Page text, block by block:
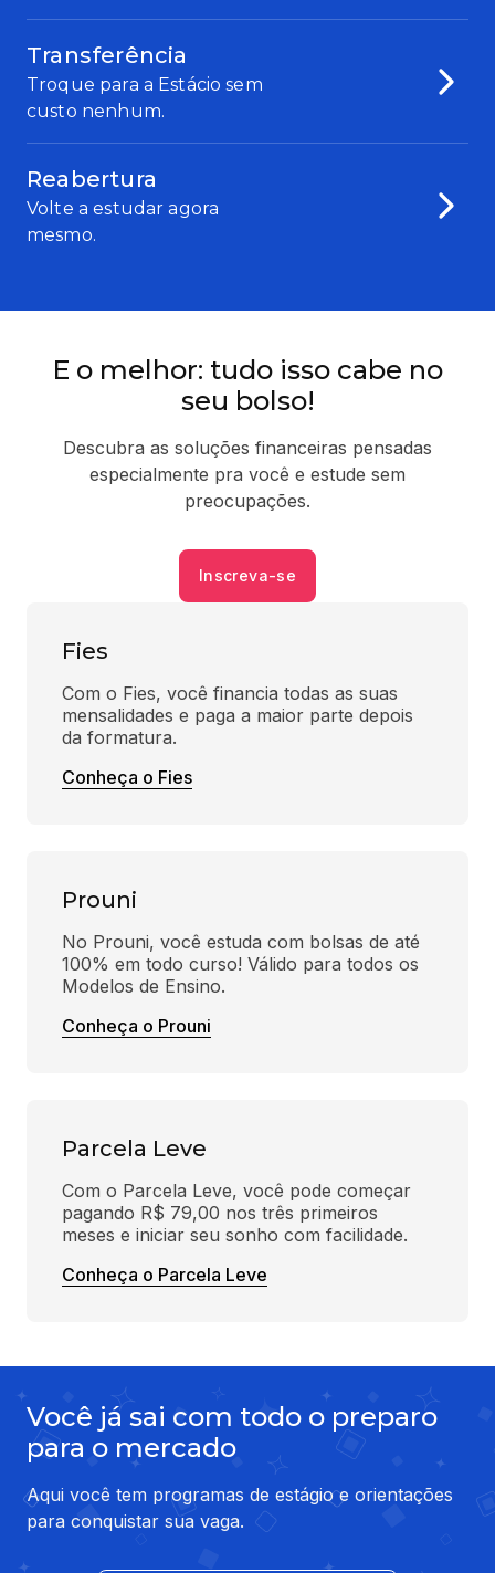
Transferência
Troque para a Estácio sem
custo nenhum.
Reabertura
Volte a estudar agora
mesmo.
E o melhor: tudo isso cabe no
seu bolso!
Descubra as soluções financeiras pensadas
especialmente pra você e estude sem
preocupações.
Inscreva-se
Fies
Com o Fies, você financia todas as suas
mensalidades e paga a maior parte depois
da formatura.
Conheça o Fies
Prouni
No Prouni, você estuda com bolsas de até
100% em todo curso! Válido para todos os
Modelos de Ensino.
Conheça o Prouni
Parcela Leve
Com o Parcela Leve, você pode começar
pagando R$ 79,00 nos três primeiros
meses e iniciar seu sonho com facilidade.
Conheça o Parcela Leve
Você já sai com todo o preparo
para o mercado
Aqui você tem programas de estágio e orientações
para conquistar sua vaga.